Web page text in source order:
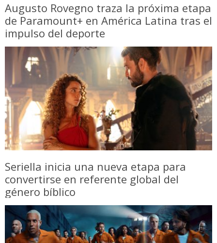
Augusto Rovegno traza la próxima etapa
de Paramount+ en América Latina tras el
impulso del deporte
Seriella inicia una nueva etapa para
convertirse en referente global del
género bíblico